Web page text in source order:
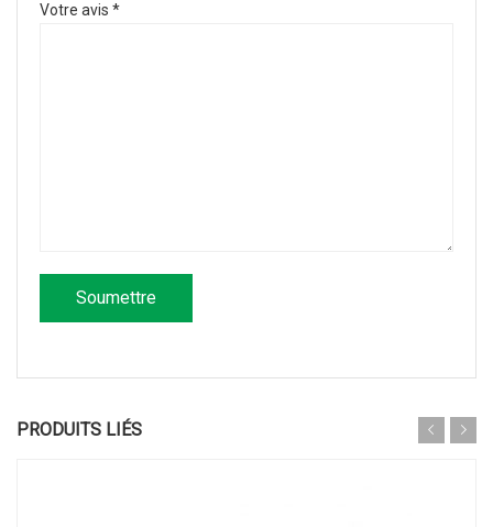
Votre avis *
PRODUITS LIÉS